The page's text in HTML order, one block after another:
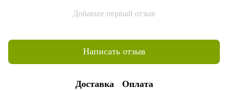
Добавьте первый отзыв
Написать отзыв
Доставка Оплата